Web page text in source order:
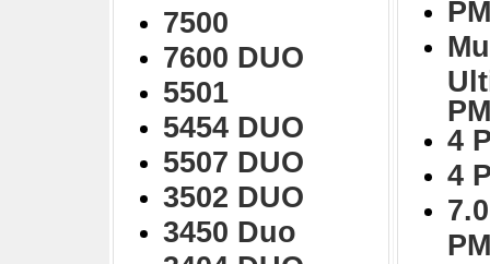
7500
7600 DUO
5501
5454 DUO
5507 DUO
3502 DUO
3450 Duo
4
4